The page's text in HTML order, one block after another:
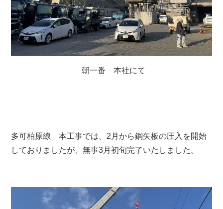
朝一番 本社にて
多可柏原線 本工事では、2月から鋼矢板の圧入を開始
しておりましたが、無事3月初旬完了いたしました。